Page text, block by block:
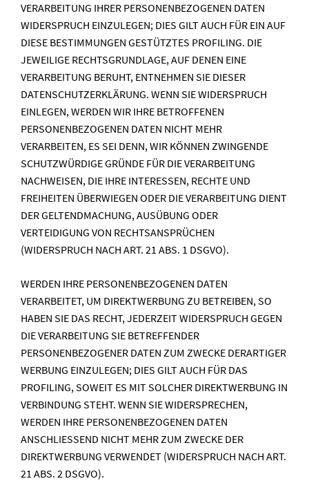
VERARBEITUNG IHRER PERSONENBEZOGENEN DATEN
WIDERSPRUCH EINZULEGEN; DIES GILT AUCH FÜR EIN AUF
DIESE BESTIMMUNGEN GESTÜTZTES PROFILING. DIE
JEWEILIGE RECHTSGRUNDLAGE, AUF DENEN EINE
VERARBEITUNG BERUHT, ENTNEHMEN SIE DIESER
DATENSCHUTZERKLÄRUNG. WENN SIE WIDERSPRUCH
EINLEGEN, WERDEN WIR IHRE BETROFFENEN
PERSONENBEZOGENEN DATEN NICHT MEHR
VERARBEITEN, ES SEI DENN, WIR KÖNNEN ZWINGENDE
SCHUTZWÜRDIGE GRÜNDE FÜR DIE VERARBEITUNG
NACHWEISEN, DIE IHRE INTERESSEN, RECHTE UND
FREIHEITEN ÜBERWIEGEN ODER DIE VERARBEITUNG DIENT
DER GELTENDMACHUNG, AUSÜBUNG ODER
VERTEIDIGUNG VON RECHTSANSPRÜCHEN
(WIDERSPRUCH NACH ART. 21 ABS. 1 DSGVO).
WERDEN IHRE PERSONENBEZOGENEN DATEN
VERARBEITET, UM DIREKTWERBUNG ZU BETREIBEN, SO
HABEN SIE DAS RECHT, JEDERZEIT WIDERSPRUCH GEGEN
DIE VERARBEITUNG SIE BETREFFENDER
PERSONENBEZOGENER DATEN ZUM ZWECKE DERARTIGER
WERBUNG EINZULEGEN; DIES GILT AUCH FÜR DAS
PROFILING, SOWEIT ES MIT SOLCHER DIREKTWERBUNG IN
VERBINDUNG STEHT. WENN SIE WIDERSPRECHEN,
WERDEN IHRE PERSONENBEZOGENEN DATEN
ANSCHLIESSEND NICHT MEHR ZUM ZWECKE DER
DIREKTWERBUNG VERWENDET (WIDERSPRUCH NACH ART.
21 ABS. 2 DSGVO).